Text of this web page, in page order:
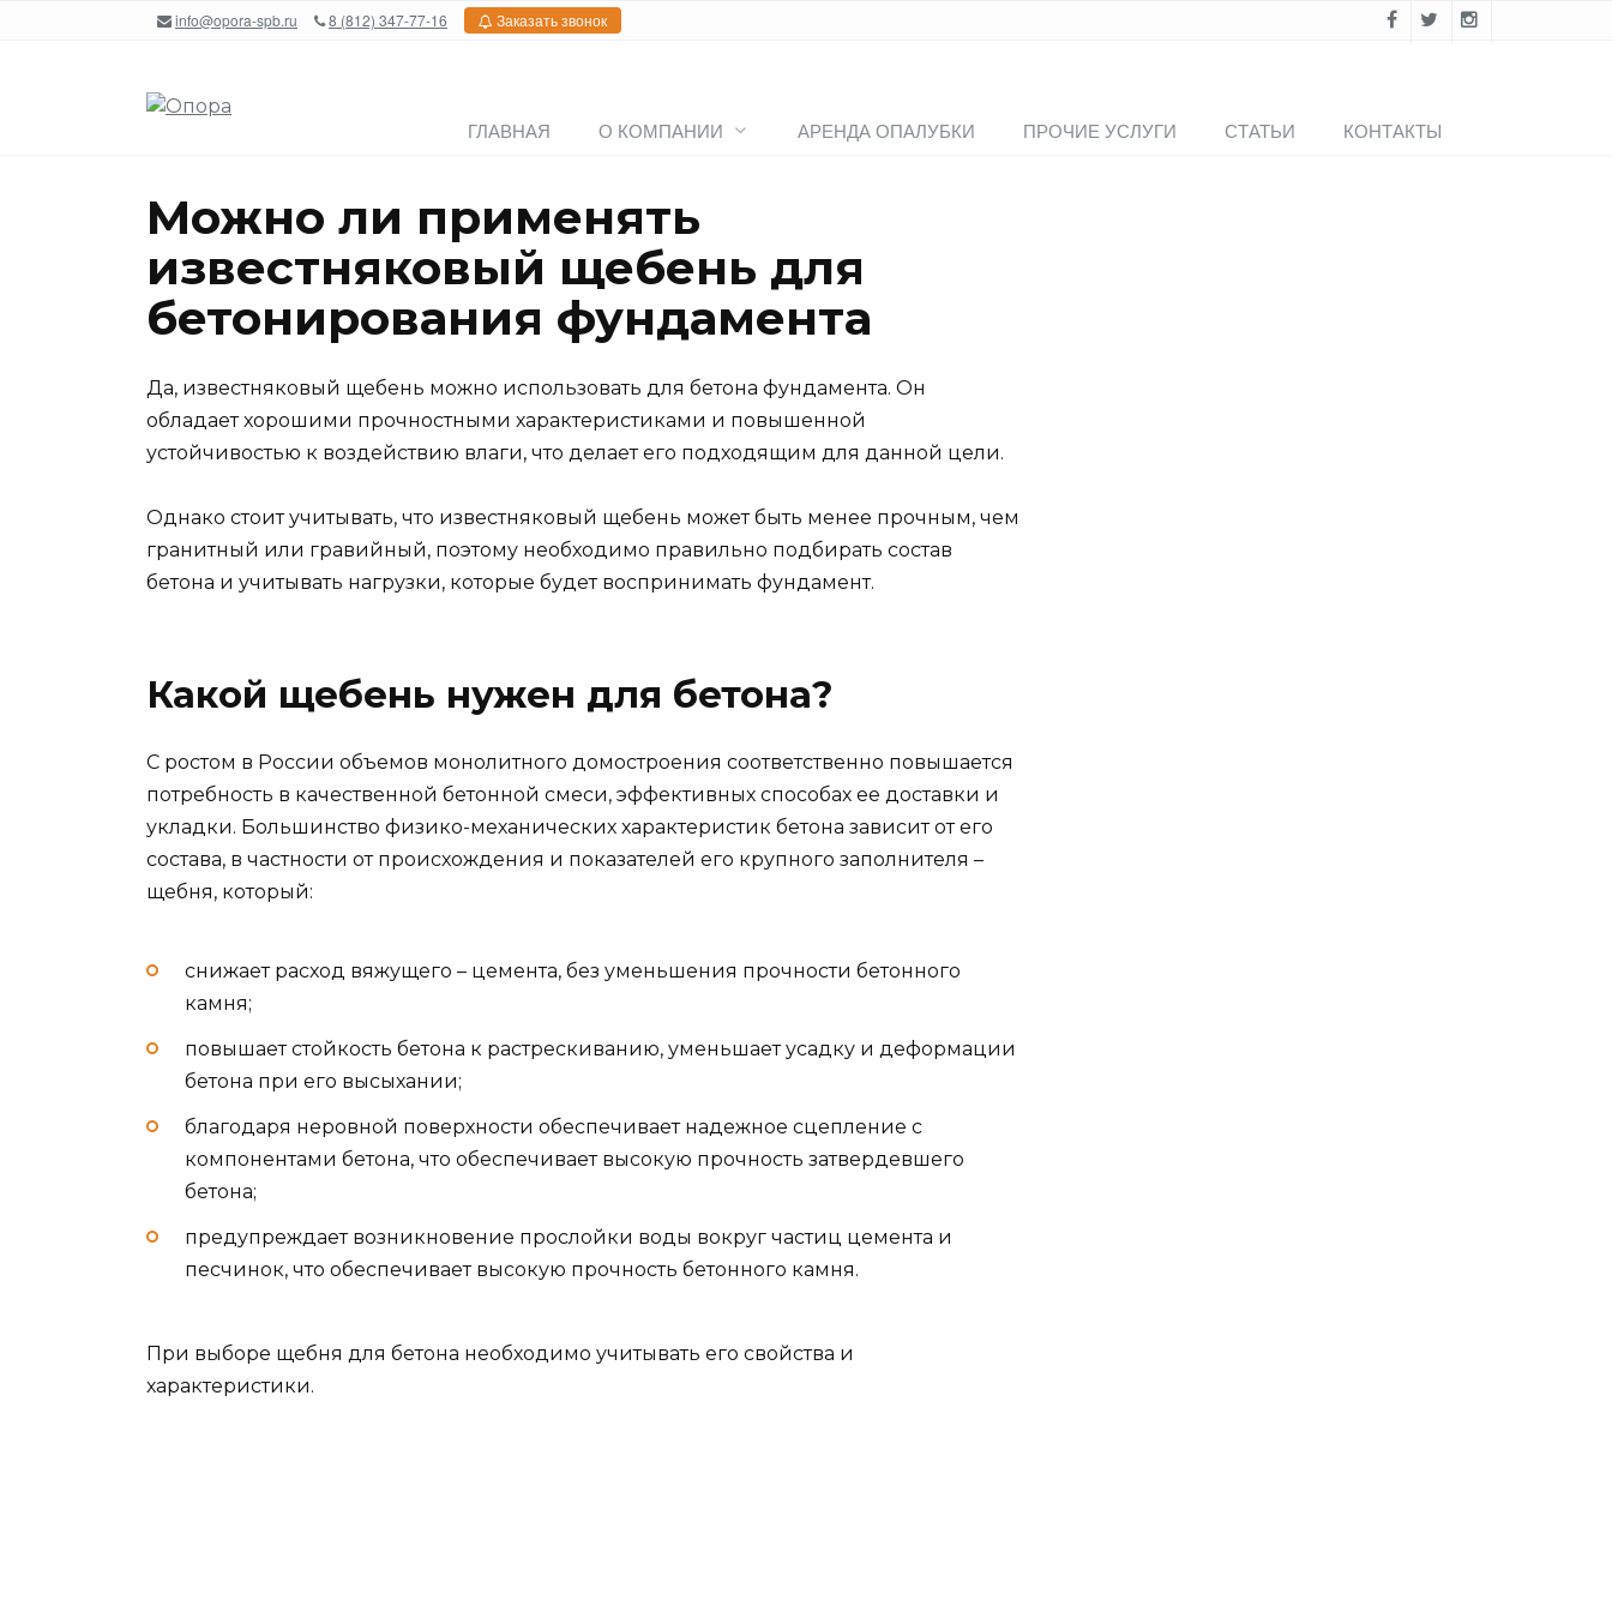
info@opora-spb.ru 8 (812) 347-77-16 Заказать звонок
ГЛАВНАЯ О КОМПАНИИ АРЕНДА ОПАЛУБКИ ПРОЧИЕ УСЛУГИ СТАТЬИ КОНТАКТЫ
Можно ли применять
известняковый щебень для
бетонирования фундамента
Да, известняковый щебень можно использовать для бетона фундамента. Он
обладает хорошими прочностными характеристиками и повышенной
устойчивостью к воздействию влаги, что делает его подходящим для данной цели.
Однако стоит учитывать, что известняковый щебень может быть менее прочным, чем
гранитный или гравийный, поэтому необходимо правильно подбирать состав
бетона и учитывать нагрузки, которые будет воспринимать фундамент.
Какой щебень нужен для бетона?
С ростом в России объемов монолитного домостроения соответственно повышается
потребность в качественной бетонной смеси, эффективных способах ее доставки и
укладки. Большинство физико-механических характеристик бетона зависит от его
состава, в частности от происхождения и показателей его крупного заполнителя –
щебня, который:
снижает расход вяжущего – цемента, без уменьшения прочности бетонного
камня;
повышает стойкость бетона к растрескиванию, уменьшает усадку и деформации
бетона при его высыхании;
благодаря неровной поверхности обеспечивает надежное сцепление с
компонентами бетона, что обеспечивает высокую прочность затвердевшего
бетона;
предупреждает возникновение прослойки воды вокруг частиц цемента и
песчинок, что обеспечивает высокую прочность бетонного камня.
При выборе щебня для бетона необходимо учитывать его свойства и
характеристики.